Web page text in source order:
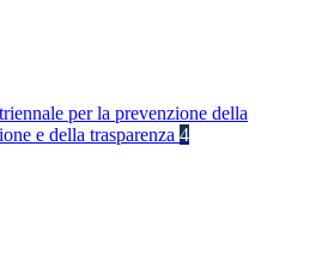
per la prevenzione della
e della trasparenza 4